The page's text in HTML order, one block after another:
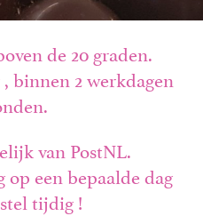
de 20 graden.
binnen 2 werkdagen
van PostNL.
een bepaalde dag
tijdig !